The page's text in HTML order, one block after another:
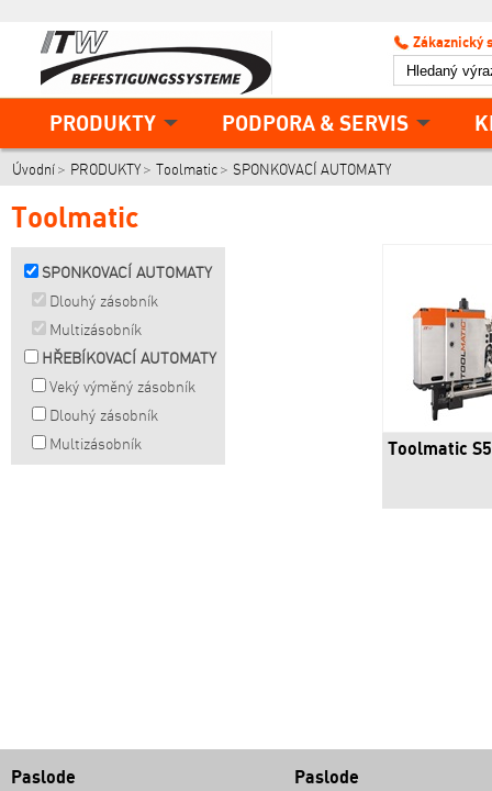
PRODUKTY PODPORA & SERVIS
Zákaznický
Úvodní PRODUKTY Toolmatic SPONKOVACÍ AUTOMATY
Toolmatic
SPONKOVACÍ AUTOMATY
Dlouhý zásobník
Multizásobník
HŘEBÍKOVACÍ AUTOMATY
Veký výměný zásobník
Dlouhý zásobník
Multizásobník
Toolmatic
Paslode Paslode